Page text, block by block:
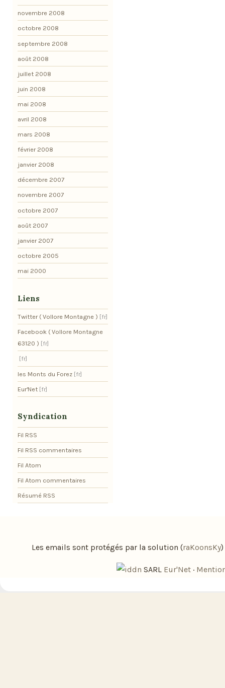
novembre 2008
octobre 2008
septembre 2008
août 2008
juillet 2008
juin 2008
mai 2008
avril 2008
mars 2008
février 2008
janvier 2008
décembre 2007
novembre 2007
octobre 2007
août 2007
janvier 2007
octobre 2005
mai 2000
Liens
Twitter ( Vollore Montagne )
Facebook ( Vollore Montagne
63120 )
les Monts du Forez
Eur'Net
Syndication
Fil RSS
Fil RSS commentaires
Fil Atom
Fil Atom commentaires
Résumé RSS
Les emails sont protégés par la solution (raKoonsKy)
SARL Eur'Net ·